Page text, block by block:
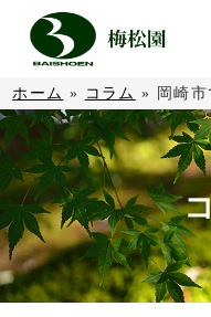
ホーム » コラム » 岡崎市で迷